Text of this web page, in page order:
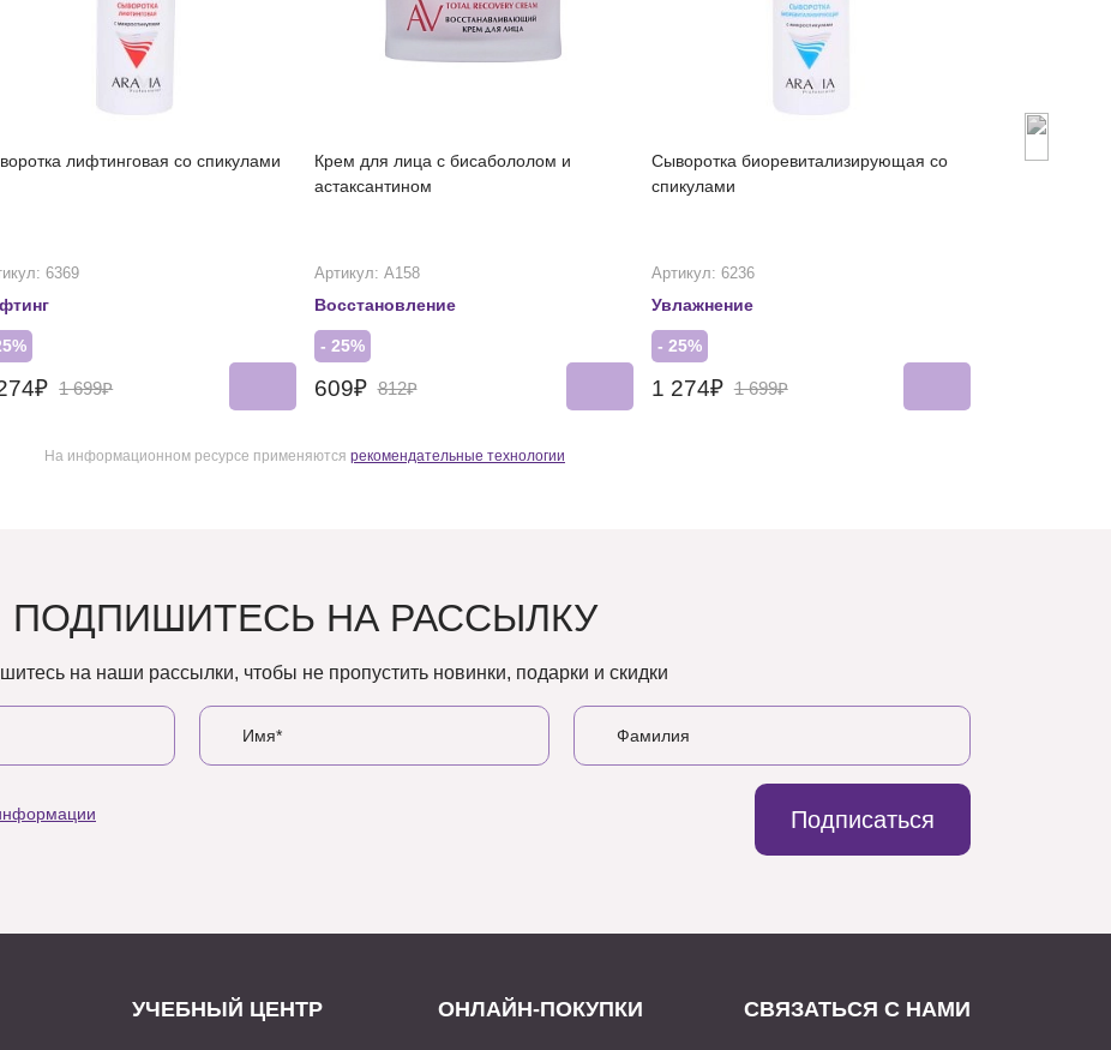
лифтинговая со спикулами
6369
1 699₽
Крем для лица с бисабололом и
астаксантином
Артикул: А158
Восстановление
- 25%
609₽ 812₽
Сыворотка биоревитализирующая со
спикулами
Артикул: 6236
Увлажнение
- 25%
1 274₽ 1 699₽
На информационном ресурсе применяются рекомендательные технологии
ПОДПИШИТЕСЬ НА РАССЫЛКУ
на наши рассылки, чтобы не пропустить новинки, подарки и скидки
Подписаться
УЧЕБНЫЙ ЦЕНТР ОНЛАЙН-ПОКУПКИ СВЯЗАТЬСЯ С НАМИ